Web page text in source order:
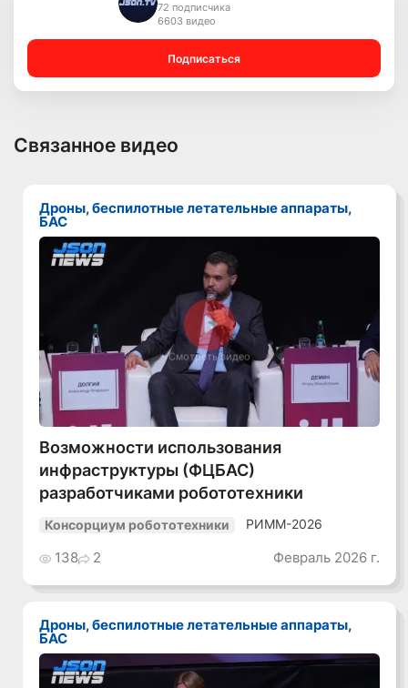
72 подписчика
6603 видео
Подписаться
Связанное видео
Дроны, беспилотные летательные аппараты,
БАС
Смотреть видео
Возможности использования
инфраструктуры (ФЦБАС)
разработчиками робототехники
Консорциум робототехники РИММ-2026
138 2 Февраль 2026 г.
Дроны, беспилотные летательные аппараты,
БАС